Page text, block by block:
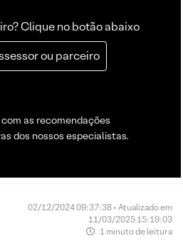
Clique no botão abaixo
ou parceiro
as recomendações
dos nossos especialistas.
02/12/2024 09:37:38 • Atualizado em
11/03/2025 15:19:03
1 minuto de leitura